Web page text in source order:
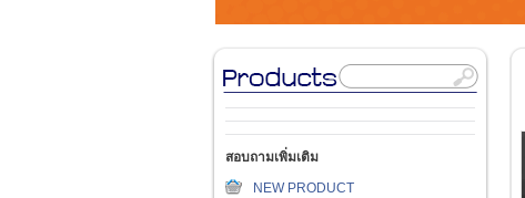
สอบถามเพิ่มเติม
NEW PRODUCT